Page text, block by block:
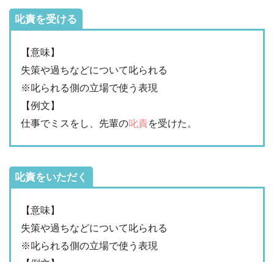
叱責を受ける
【意味】
失策や過ちなどについて叱られる
※叱られる側の立場で使う表現
【例文】
仕事でミスをし、先輩の叱責を受けた。
叱責をいただく
【意味】
失策や過ちなどについて叱られる
※叱られる側の立場で使う表現